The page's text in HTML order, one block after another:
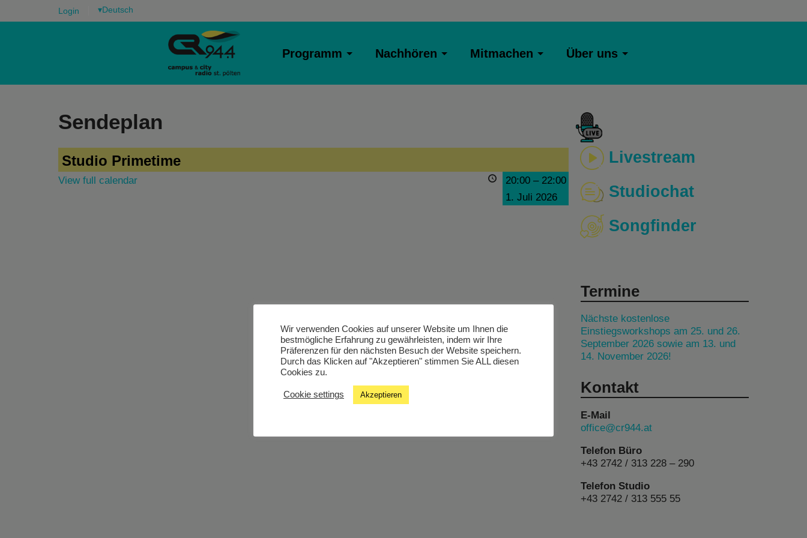
Login ▾
Programm Nachhören Mitmachen Über uns
Sendeplan
Studio Primetime
20:00 – 22:00
1. Juli 2026
View full calendar
Livestream
Studiochat
Songfinder
Termine
Nächste kostenlose
Einstiegsworkshops am 25. und 26.
September 2026 sowie am 13. und
14. November 2026!
Kontakt
E-Mail
office@cr944.at
Telefon Büro
+43 2742 / 313 228 – 290
Telefon Studio
+43 2742 / 313 555 55
Wir verwenden Cookies auf unserer Website um Ihnen die
bestmögliche Erfahrung zu gewährleisten, indem wir Ihre
Präferenzen für den nächsten Besuch der Website speichern.
Durch das Klicken auf "Akzeptieren" stimmen Sie ALL diesen
Cookies zu.
Cookie settings Akzeptieren